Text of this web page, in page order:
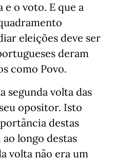
o voto. E que a
eleições deve ser
deram
como Povo.
segunda volta das
opositor. Isto
destas
longo destas
volta não era um